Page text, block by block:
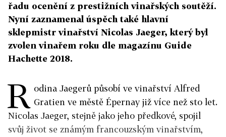
řadu ocenění z prestižních vinařských soutěží.
Nyní zaznamenal úspěch také hlavní
sklepmistr vinařství Nicolas Jaeger, který byl
zvolen vinařem roku dle magazínu Guide
Hachette 2018.
R odina Jaegerů působí ve vinařství Alfred
Gratien ve městě Épernay již více než sto let.
Nicolas Jaeger, stejně jako jeho předkové, spojil
svůj život se známým francouzským vinařstvím,